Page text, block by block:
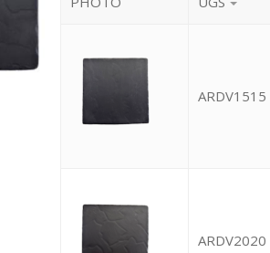
ARDV1515
ARDV2020